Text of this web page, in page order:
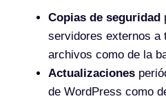
Copias de seguridad
servidores externos a
archivos como de la
Actualizaciones
de WordPress como